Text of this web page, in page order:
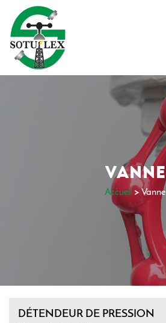
VANNE
Accueil > Vanne
DÉTENDEUR DE PRESSION